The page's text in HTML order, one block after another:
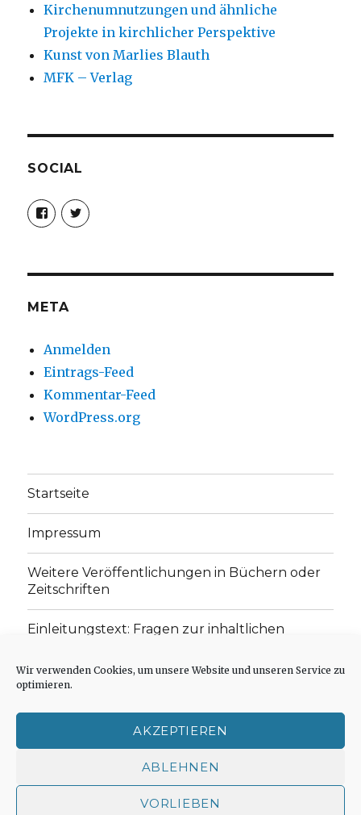
Wir verwenden Cookies, um unsere Website und unseren Service zu
optimieren.
AKZEPTIEREN
ABLEHNEN
VORLIEBEN
Kirchenumnutzungen und ähnliche
Projekte in kirchlicher Perspektive
Kunst von Marlies Blauth
MFK – Verlag
SOCIAL
Profil
von
christoph.fleischer1
anzeigen
Profil
von
anzeigen
META
Anmelden
Eintrags-Feed
Kommentar-Feed
WordPress.org
Startseite
Impressum
Weitere Veröffentlichungen in Büchern oder
Zeitschriften
Einleitungstext: Fragen zur inhaltlichen
„schwachen Glaubens“
Cookie-Richtlinie (EU)
Impressum